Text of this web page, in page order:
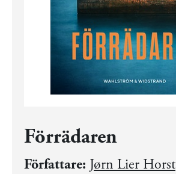
Förrädaren
Författare: Jørn Lier Horst